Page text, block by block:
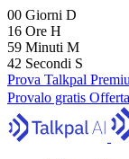
00 Giorni D
16 Ore H
59 Minuti M
41 Secondi S
Prova Talkpal
Provalo gratis